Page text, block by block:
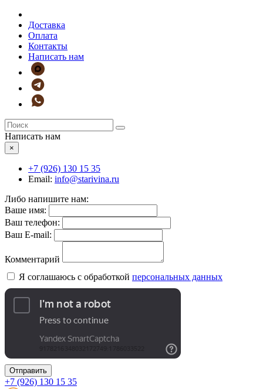
Доставка
Оплата
Контакты
Написать нам
Написать нам
×
+7 (926) 130 15 35
Email: info@starivina.ru
Либо напишите нам:
Ваше имя:
Ваш телефон:
Ваш E-mail:
Комментарий
Я соглашаюсь с обработкой персональных данных
Отправить
+7 (926) 130 15 35